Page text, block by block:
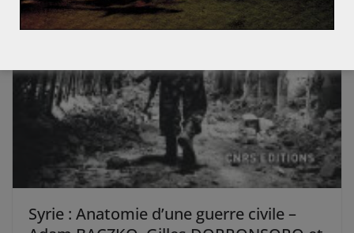
Syrie : Anatomie d’une guerre civile –